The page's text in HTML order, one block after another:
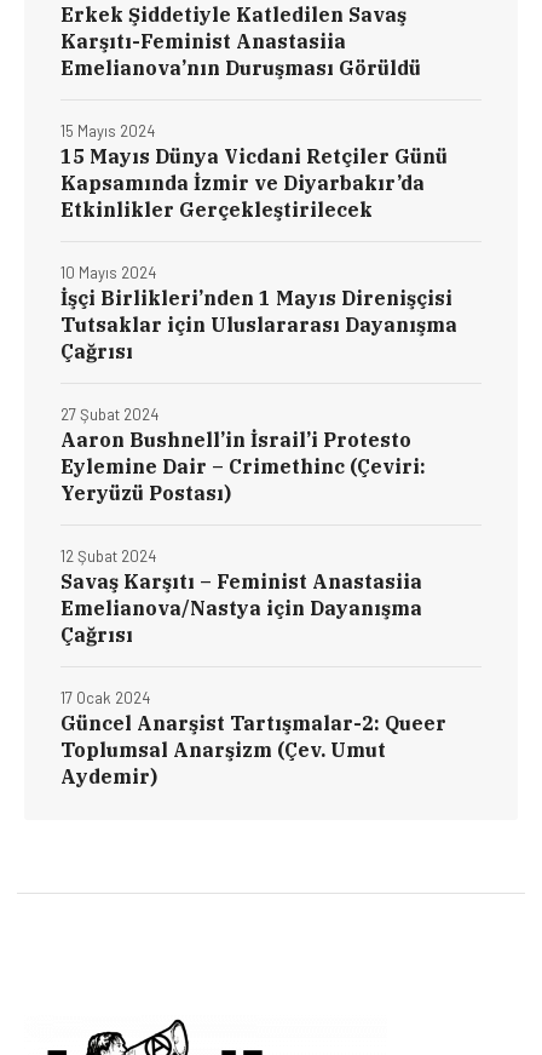
Erkek Şiddetiyle Katledilen Savaş
Karşıtı-Feminist Anastasiia
Emelianova’nın Duruşması Görüldü
15 Mayıs Dünya Vicdani Retçiler Günü
Kapsamında İzmir ve Diyarbakır’da
Etkinlikler Gerçekleştirilecek
15 Mayıs 2024
İşçi Birlikleri’nden 1 Mayıs Direnişçisi
Tutsaklar için Uluslararası Dayanışma
Çağrısı
10 Mayıs 2024
Aaron Bushnell’in İsrail’i Protesto
Eylemine Dair – Crimethinc (Çeviri:
Yeryüzü Postası)
27 Şubat 2024
Savaş Karşıtı – Feminist Anastasiia
Emelianova/Nastya için Dayanışma
Çağrısı
12 Şubat 2024
Güncel Anarşist Tartışmalar-2: Queer
Toplumsal Anarşizm (Çev. Umut
Aydemir)
17 Ocak 2024